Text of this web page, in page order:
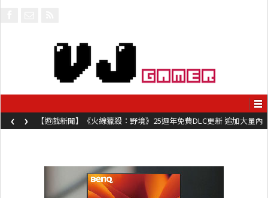
【遊戲新聞】《火線獵殺：野境》25週年免費DLC更新 追加大量內
容同時系舊作限時超平價折扣
‹ ›